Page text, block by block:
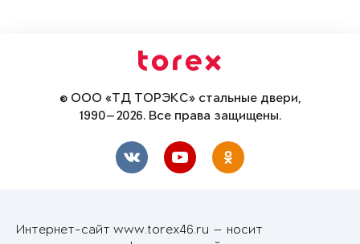
© ООО «ТД ТОРЭКС» стальные двери,
1990—2026. Все права защищены.
Интернет-сайт www.torex46.ru — носит